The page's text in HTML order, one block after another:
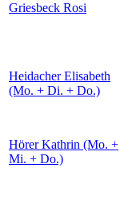
Griesbeck Rosi
Heidacher Elisabeth
(Mo. + Di. + Do.)
Hörer Kathrin (Mo. +
Mi. + Do.)